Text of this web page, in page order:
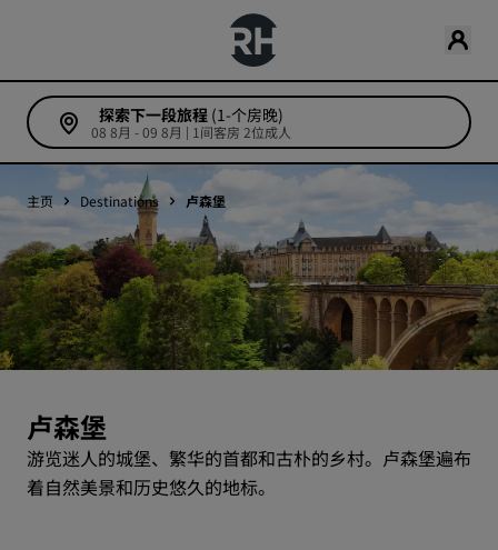
探索下一段旅程 (1-个房晚)
08 8月 - 09 8月 | 1间客房 2位成人
主页 Destinations 卢森堡
卢森堡
游览迷人的城堡、繁华的首都和古朴的乡村。卢森堡遍布
着自然美景和历史悠久的地标。